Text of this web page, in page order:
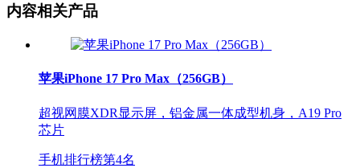
内容相关产品
苹果iPhone 17 Pro Max（256GB）
超视网膜XDR显示屏，铝金属一体成型机身，A19 Pro
芯片
手机排行榜第4名